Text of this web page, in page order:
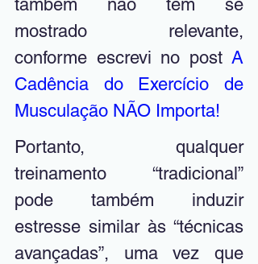
também não tem se
mostrado relevante,
conforme escrevi no post A
Cadência do Exercício de
Musculação NÃO Importa!
Portanto, qualquer
treinamento “tradicional”
pode também induzir
estresse similar às “técnicas
avançadas”, uma vez que